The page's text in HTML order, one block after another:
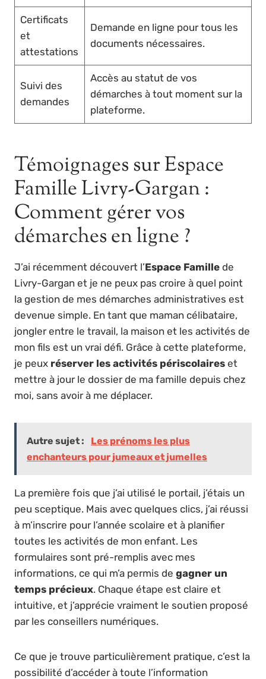
Certificats
et
attestations
Demande en ligne pour tous les
documents nécessaires.
Suivi des
demandes
Accès au statut de vos
démarches à tout moment sur la
plateforme.
Témoignages sur Espace
Famille Livry-Gargan :
Comment gérer vos
démarches en ligne ?
J’ai récemment découvert l’Espace Famille de
Livry-Gargan et je ne peux pas croire à quel point
la gestion de mes démarches administratives est
devenue simple. En tant que maman célibataire,
jongler entre le travail, la maison et les activités de
mon fils est un vrai défi. Grâce à cette plateforme,
je peux réserver les activités périscolaires et
mettre à jour le dossier de ma famille depuis chez
moi, sans avoir à me déplacer.
Autre sujet :
Les prénoms les plus
enchanteurs pour jumeaux et jumelles
La première fois que j’ai utilisé le portail, j’étais un
peu sceptique. Mais avec quelques clics, j’ai réussi
à m’inscrire pour l’année scolaire et à planifier
toutes les activités de mon enfant. Les
formulaires sont pré-remplis avec mes
informations, ce qui m’a permis de gagner un
temps précieux. Chaque étape est claire et
intuitive, et j’apprécie vraiment le soutien proposé
par les conseillers numériques.
Ce que je trouve particulièrement pratique, c’est la
possibilité d’accéder à toute l’information